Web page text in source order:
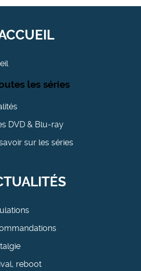
les séries
DVD & Blu-ray
sur les séries
reboot